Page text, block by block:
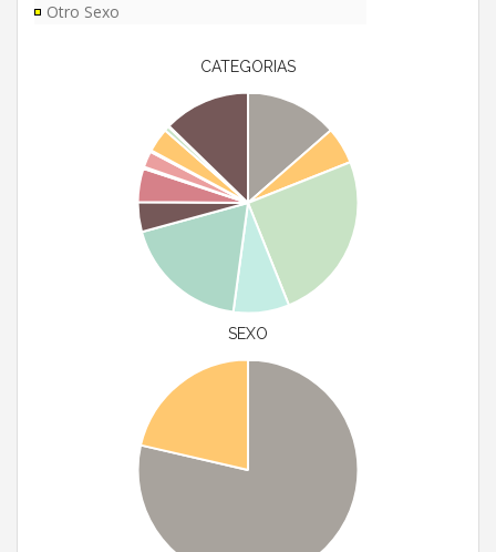
Otro Sexo
CATEGORIAS
SEXO